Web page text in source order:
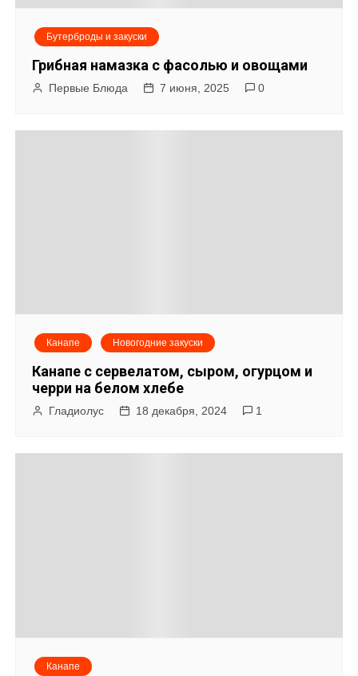
Бутерброды и закуски
Грибная намазка с фасолью и овощами
Первые Блюда 7 июня, 2025 0
Канапе Новогодние закуски
Канапе с сервелатом, сыром, огурцом и
черри на белом хлебе
Гладиолус 18 декабря, 2024 1
Канапе